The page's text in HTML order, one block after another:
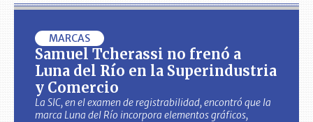
MARCAS
Samuel Tcherassi no frenó a
Luna del Río en la Superindustria
y Comercio
La SIC, en el examen de registrabilidad, encontró que la
marca Luna del Río incorpora elementos gráficos,